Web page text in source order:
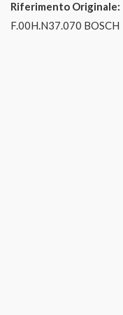
Riferimento Originale:
F.00H.N37.070 BOSCH